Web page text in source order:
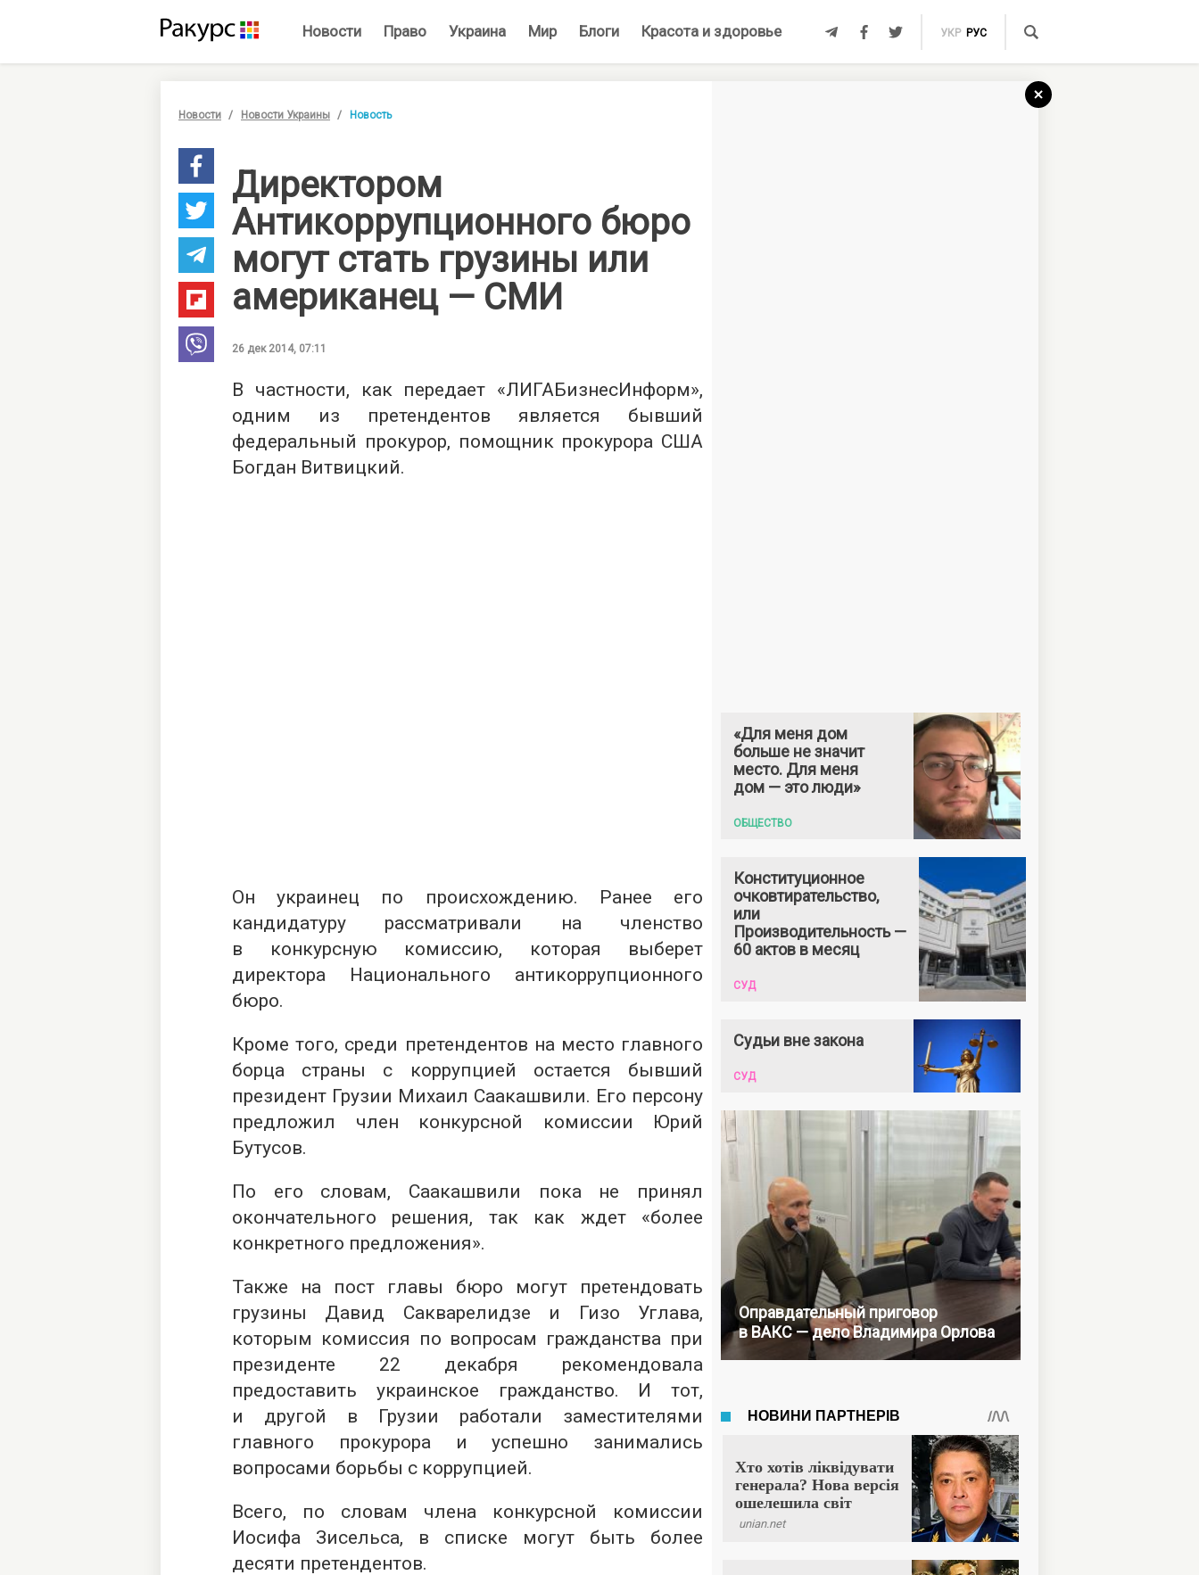
Новости Право Украина Мир Блоги Красота и здоровье УКР РУС
Новости Новости Украины Новость
Директором
Антикоррупционного бюро
могут стать грузины или
американец — СМИ
26 дек 2014, 07:11
В частности, как передает «ЛИГАБизнесИнформ»,
одним из претендентов является бывший
федеральный прокурор, помощник прокурора США
Богдан Витвицкий.
Он украинец по происхождению. Ранее его
кандидатуру рассматривали на членство
в конкурсную комиссию, которая выберет
директора Национального антикоррупционного
бюро.
Кроме того, среди претендентов на место главного
борца страны с коррупцией остается бывший
президент Грузии Михаил Саакашвили. Его персону
предложил член конкурсной комиссии Юрий
Бутусов.
По его словам, Саакашвили пока не принял
окончательного решения, так как ждет «более
конкретного предложения».
Также на пост главы бюро могут претендовать
грузины Давид Сакварелидзе и Гизо Углава,
которым комиссия по вопросам гражданства при
президенте 22 декабря рекомендовала
предоставить украинское гражданство. И тот,
и другой в Грузии работали заместителями
главного прокурора и успешно занимались
вопросами борьбы с коррупцией.
Всего, по словам члена конкурсной комиссии
Иосифа Зисельса, в списке могут быть более
десяти претендентов.
«Для меня дом
больше не значит
место. Для меня
дом — это люди»
ОБЩЕСТВО
Конституционное
очковтирательство,
или
Производительность —
60 актов в месяц
СУД
Судьи вне закона
СУД
Оправдательный приговор
в ВАКС — дело Владимира Орлова